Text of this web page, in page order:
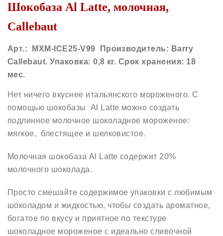
Шокобаза Al Latte, молочная,
Callebaut
Арт.: MXM-ICE25-V99 Производитель: Barry
Callebaut. Упаковка: 0,8 кг. Срок хранения: 18
мес.
Нет ничего вкуснее итальянского мороженого. С
помощью шокобазы Al Latte можно создать
подлинное молочное шоколадное мороженое:
мягкое, блестящее и шелковистое.
Молочная шокобаза Al Latte содержит 20%
молочного шоколада.
Просто смешайте содержимое упаковки с любимым
шоколадом и жидкостью, чтобы создать ароматное,
богатое по вкусу и приятное по текстуре
шоколадное мороженое с идеально сливочной